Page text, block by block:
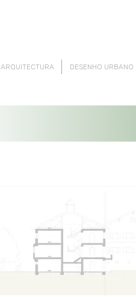
ARQUITECTURA DESENHO URBANO